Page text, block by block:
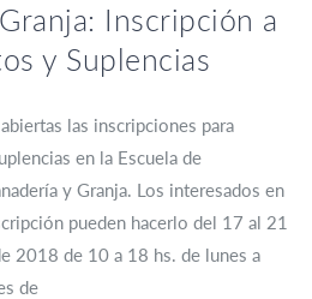
Inscripción a
y Suplencias
las inscripciones para
en la Escuela de
y Granja. Los interesados en
pueden hacerlo del 17 al 21
2018 de 10 a 18 hs. de lunes a
de